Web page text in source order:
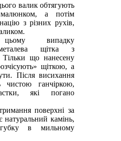
валик обтягують
а потім
з різних рухів,
випадку
металева щітка з
що нанесену
щіткою, а
Після висихання
чистою ганчіркою,
які погано
поверхні за
камінь,
в мильному